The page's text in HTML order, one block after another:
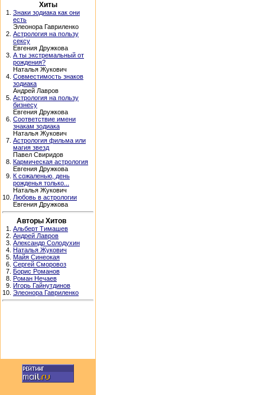
Хиты
1. Знаки зодиака как они
есть
Элеонора Гавриленко
2. Астрология на пользу
сексу
Евгения Дружкова
3. А ты экстремальный от
рождения?
Наталья Жукович
4. Совместимость знаков
зодиака
Андрей Лавров
5. Астрология на пользу
бизнесу
Евгения Дружкова
6. Соответствие имени
знакам зодиака
Наталья Жукович
7. Астрология фильма или
магия звезд
Павел Свиридов
8. Кармическая астрология
Евгения Дружкова
9. К сожаленью, день
рожденья только...
Наталья Жукович
10. Любовь в астрологии
Евгения Дружкова
Авторы Хитов
1. Альберт Тимашев
2. Андрей Лавров
3. Александр Солодухин
4. Наталья Жукович
5. Майя Синеокая
6. Сергей Сморовоз
7. Борис Романов
8. Роман Нечаев
9. Игорь Гайнутдинов
10. Элеонора Гавриленко